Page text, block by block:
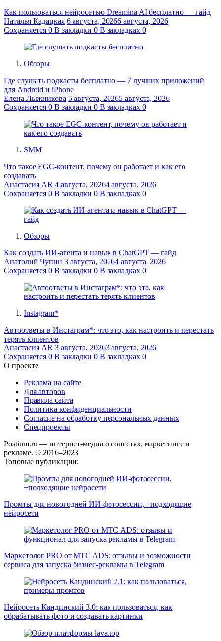
Как пользоваться нейросетью Dreamina AI бесплатно — гайд
Наталья Кадацкая 6 августа, 20266 августа, 2026
Сохраняется 0 В закладки 0 В закладках 0
Обзоры
Где слушать подкасты бесплатно — 7 лучших приложений
для Android и iPhone
Елена Лыжникова 5 августа, 20265 августа, 2026
Сохраняется 0 В закладки 0 В закладках 0
SMM
Что такое EGC-контент, почему он работает и как его
создавать
Анастасия AR 4 августа, 20264 августа, 2026
Сохраняется 0 В закладки 0 В закладках 0
Обзоры
Как создать ИИ-агента и навык в ChatGPT — гайд
Анатолий Чупин 3 августа, 20264 августа, 2026
Сохраняется 0 В закладки 0 В закладках 0
Instagram*
Автоответы в Инстаграм*: что это, как настроить и перестать
терять клиентов
Анастасия AR 3 августа, 20263 августа, 2026
Сохраняется 0 В закладки 0 В закладках 0
О проекте
Реклама на сайте
Для авторов
Правила сайта
Политика конфиденциальности
Согласие на обработку персональных данных
Спецпроекты
Postium.ru — интернет-медиа о соцсетях, маркетинге и
рекламе. © 2016–2023
Топовые публикации:
Промты для новогодней ИИ-фотосессии, +подходящие
нейросети
Маркетолог PRO от MTC ADS: отзывы и возможности
сервиса для запуска бизнес-рекламы в Telegram
Нейросеть Кандинский 3.0: как пользоваться, как
обрабатывать фото и создавать картинки